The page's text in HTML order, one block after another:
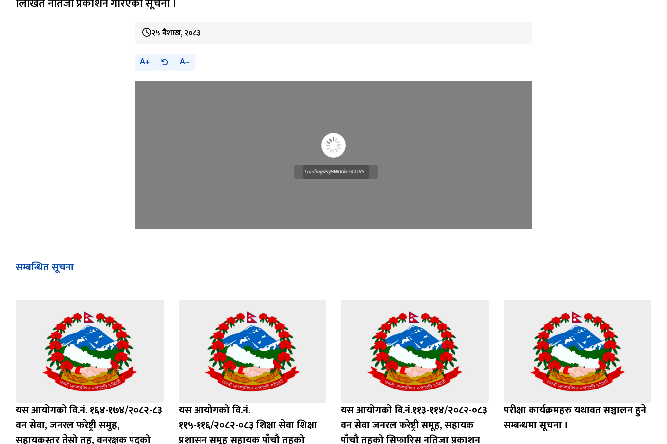
लिखित नतिजा प्रकाशन गरिएको सूचना ।
२५ बैशाख, २०८३
A A
Loading WEBGL 3D ...
Loading PDF Worker CORS ...
सम्बन्धित सूचना
यस आयोगको वि.नं. १६४-१७४/२०८२-८३
वन सेवा, जनरल फरेष्ट्री समुह,
सहायकस्तर तेस्रो तह, वनरक्षक पदको
यस आयोगको वि.नं.
११५-११६/२०८२-०८३ शिक्षा सेवा शिक्षा
प्रशासन समूह सहायक पाँचौ तहको
यस आयोगको वि.नं.११३-११४/२०८२-०८३
वन सेवा जनरल फरेष्ट्री समूह, सहायक
पाँचौ तहको सिफारिस नतिजा प्रकाशन
परीक्षा कार्यक्रमहरु यथावत सञ्चालन हुने
सम्बन्धमा सूचना ।